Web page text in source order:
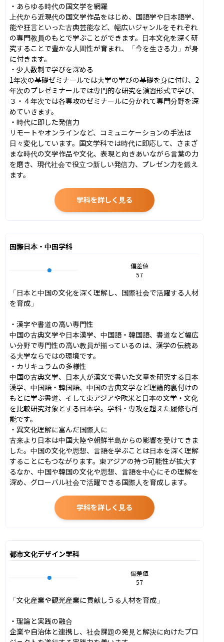
・あらゆる時代の国文学を網羅
上代から近現代の国文学作品をはじめ、国語学や日本語学、
能や狂言といった古典芸能など、幅広いジャンルをそれぞれ
の専門教員のもとで学ぶことができます。日本文化を深く研
究することで豊かな人間性が育まれ、「今を生きる力」が身
に付きます。
・少人数制で学びを深める
1年次の基礎ゼミナールでは大学の学びの基礎を身に付け、2
年次のプレゼミナールでは専門的な研究を演習形式で学び、
３・４年次では各専攻のゼミナールに分かれて専門分野を深
めていきます。
・時代に即した発信力
リモートやオンラインなど、コミュニケーションの手法は
日々変化しています。国文学科では時代に即応して、さまざ
まな時代の文学作品や文化、表現と向きあいながら言葉の力
を磨き、現代社会で役立つ新しい発信力、プレゼン力を鍛え
ます。
学科を詳しく見る
国際日本・中国学科
偏差値
57
「日本と中国の文化を深く理解し、国際社会で活躍する人材
を育成」
・漢字や書道の高い専門性
中国の古典文学や日本漢学、中国語・韓国語、書道など幅広
い分野で専門性の高い教員が揃っているのは、漢学の伝統あ
る大学ならではの環境です。
・カリキュラムの多様性
中国の古典文学、日本人が漢文で書いた文章を研究する日本
漢学、中国語・韓国語、中国の古典文学など理論的裏付けの
もとに学ぶ書道、そして東アジアや欧米と日本の文学・文化
を比較研究対象とする日本学。学科・専攻を超えた履修も可
能です。
・異文化理解に富んだ国際人に
古来より日本は中国大陸や朝鮮半島からの影響を受けてきま
した。中国の文化や思想、言語を学ぶことは日本を深く理解
することにもつながります。東アジアの持つ可能性が拡大す
るなか、中国や韓国の文化や思想、言語を中心にその理解を
深め、グローバル社会で活躍できる国際人を育成します。
学科を詳しく見る
都市文化デザイン学科
偏差値
57
「文化産業や観光産業に貢献しうる人材を育成」
・理論と実践の融合
企業や自治体と連携し、社会課題の発見と解決に向けたプロ